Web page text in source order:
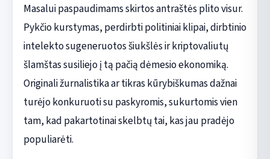
Masalui paspaudimams skirtos antraštės plito visur.
Pykčio kurstymas, perdirbti politiniai klipai, dirbtinio
intelekto sugeneruotos šiukšlės ir kriptovaliutų
šlamštas susiliejo į tą pačią dėmesio ekonomiką.
Originali žurnalistika ar tikras kūrybiškumas dažnai
turėjo konkuruoti su paskyromis, sukurtomis vien
tam, kad pakartotinai skelbtų tai, kas jau pradėjo
populiarėti.